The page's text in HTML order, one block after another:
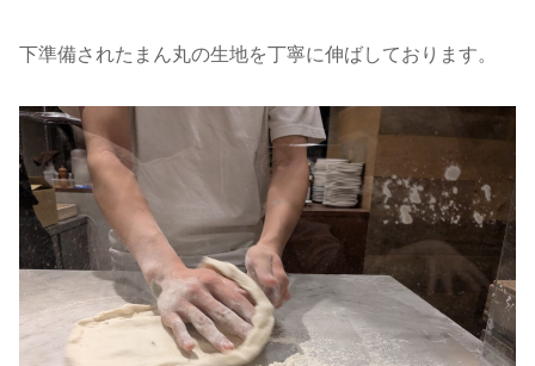
下準備されたまん丸の生地を丁寧に伸ばしております。